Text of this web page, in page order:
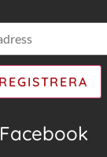
Facebook